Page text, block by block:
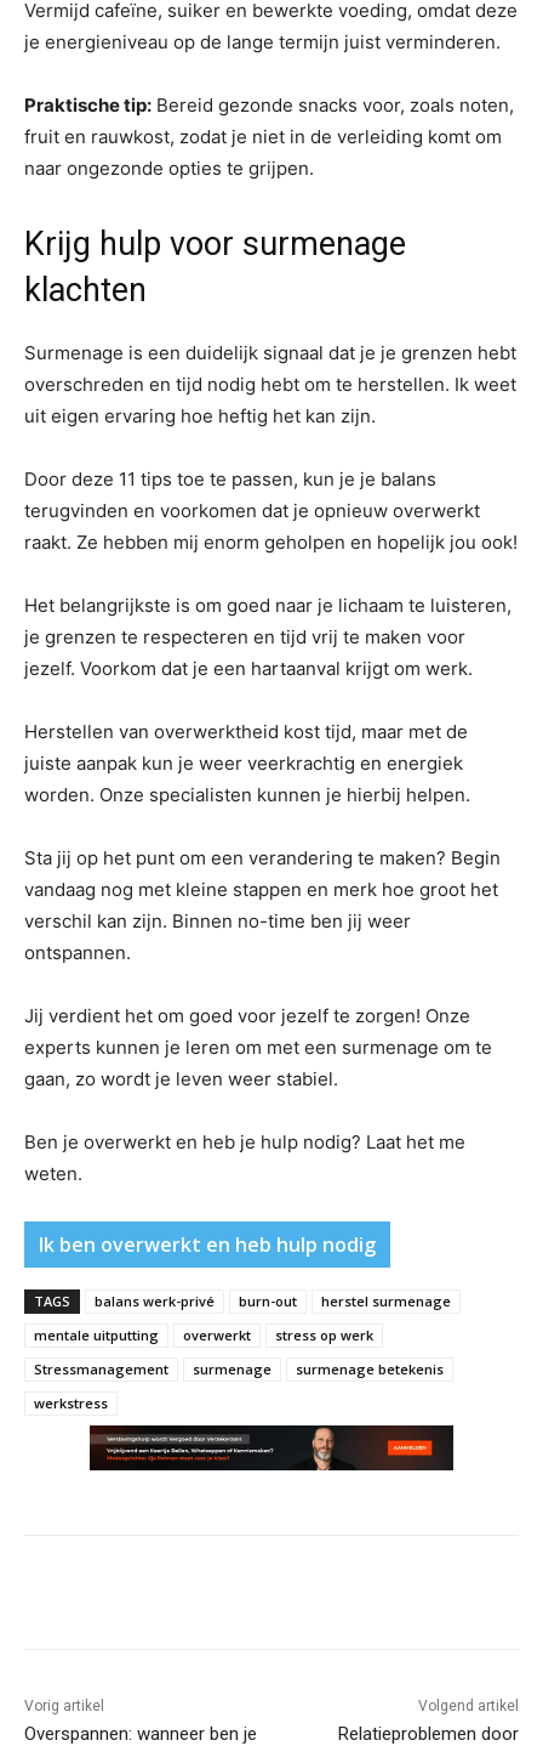
Vermijd cafeïne, suiker en bewerkte voeding, omdat deze
je energieniveau op de lange termijn juist verminderen.
Praktische tip: Bereid gezonde snacks voor, zoals noten,
fruit en rauwkost, zodat je niet in de verleiding komt om
naar ongezonde opties te grijpen.
Krijg hulp voor surmenage
klachten
Surmenage is een duidelijk signaal dat je je grenzen hebt
overschreden en tijd nodig hebt om te herstellen. Ik weet
uit eigen ervaring hoe heftig het kan zijn.
Door deze 11 tips toe te passen, kun je je balans
terugvinden en voorkomen dat je opnieuw overwerkt
raakt. Ze hebben mij enorm geholpen en hopelijk jou ook!
Het belangrijkste is om goed naar je lichaam te luisteren,
je grenzen te respecteren en tijd vrij te maken voor
jezelf. Voorkom dat je een hartaanval krijgt om werk.
Herstellen van overwerktheid kost tijd, maar met de
juiste aanpak kun je weer veerkrachtig en energiek
worden. Onze specialisten kunnen je hierbij helpen.
Sta jij op het punt om een verandering te maken? Begin
vandaag nog met kleine stappen en merk hoe groot het
verschil kan zijn. Binnen no-time ben jij weer
ontspannen.
Jij verdient het om goed voor jezelf te zorgen! Onze
experts kunnen je leren om met een surmenage om te
gaan, zo wordt je leven weer stabiel.
Ben je overwerkt en heb je hulp nodig? Laat het me
weten.
Ik ben overwerkt en heb hulp nodig
TAGS balans werk-privé burn-out
herstel surmenage
mentale uitputting
overwerkt
stress op werk
Stressmanagement
surmenage
surmenage betekenis
werkstress
Vorig artikel
Overspannen: wanneer ben je
Volgend artikel
Relatieproblemen door